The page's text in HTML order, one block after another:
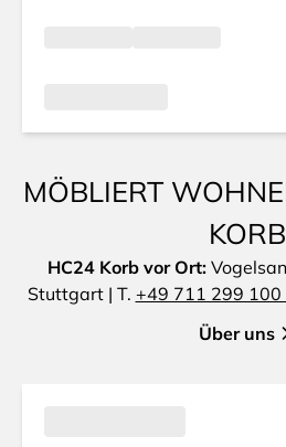
MÖBLIERT
KORB
HC24 Korb vor Ort:
Stuttgart | T. +49 711 299 100
Über uns